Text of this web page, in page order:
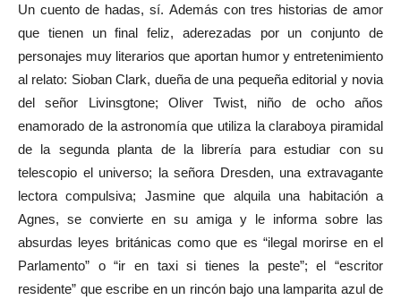
Un cuento de hadas, sí. Además con tres historias de amor
que tienen un final feliz, aderezadas por un conjunto de
personajes muy literarios que aportan humor y entretenimiento
al relato: Sioban Clark, dueña de una pequeña editorial y novia
del señor Livinsgtone; Oliver Twist, niño de ocho años
enamorado de la astronomía que utiliza la claraboya piramidal
de la segunda planta de la librería para estudiar con su
telescopio el universo; la señora Dresden, una extravagante
lectora compulsiva; Jasmine que alquila una habitación a
Agnes, se convierte en su amiga y le informa sobre las
absurdas leyes británicas como que es “ilegal morirse en el
Parlamento” o “ir en taxi si tienes la peste”; el “escritor
residente” que escribe en un rincón bajo una lamparita azul de